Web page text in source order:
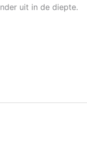
uit in de diepte.